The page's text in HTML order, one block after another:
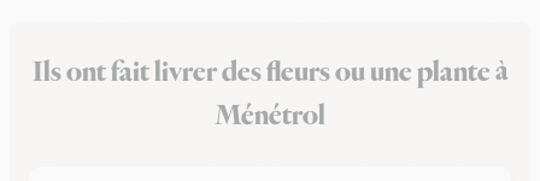
Ils ont fait livrer des fleurs ou une plante à
Ménétrol